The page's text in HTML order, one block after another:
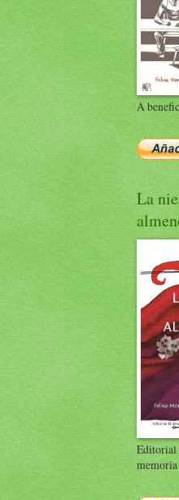
A
La
Editorial
memoria